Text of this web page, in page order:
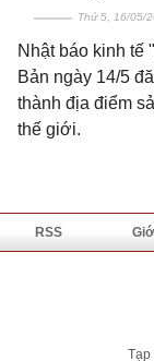
Thứ 5, 16/05/
Nhật báo kinh tế
Bản ngày 14/5
thành địa điểm
thế giới.
RSS
Tạp